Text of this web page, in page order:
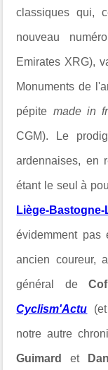
classiques qui,
nouveau
Emirates XRG),
Monuments de
pépite made in
CGM). Le
ardennaises, en
étant le seul à
Liège-Bastogne-
évidemment
ancien coureur,
général de
Cyclism'Actu
notre autre
Guimard et